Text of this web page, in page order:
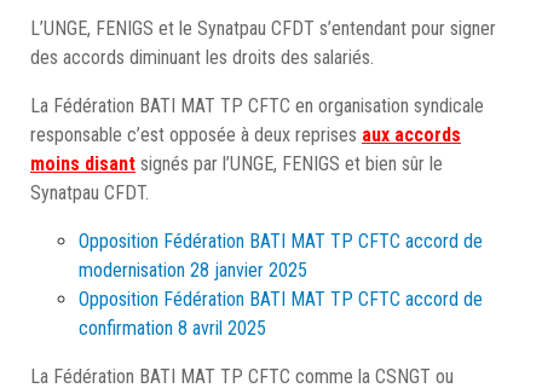
L’UNGE, FENIGS et le Synatpau CFDT s’entendant pour signer
des accords diminuant les droits des salariés.
La Fédération BATI MAT TP CFTC en organisation syndicale
responsable c’est opposée à deux reprises aux accords
moins disant signés par l’UNGE, FENIGS et bien sûr le
Synatpau CFDT.
Opposition Fédération BATI MAT TP CFTC accord de
modernisation 28 janvier 2025
Opposition Fédération BATI MAT TP CFTC accord de
confirmation 8 avril 2025
La Fédération BATI MAT TP CFTC comme la CSNGT ou